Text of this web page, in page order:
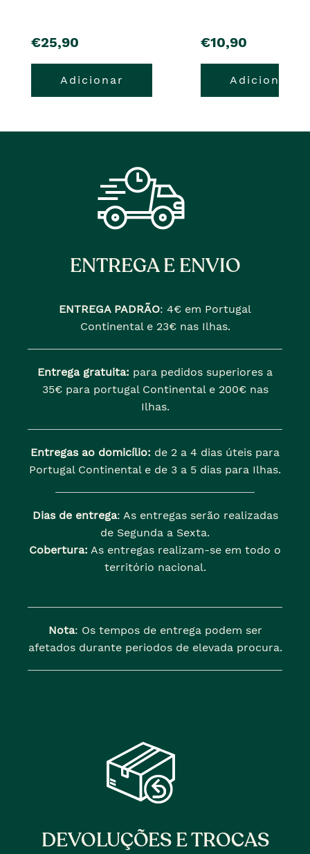
pre�o
€25,90
Adicionar
pre�o
€10,90
Adicionar
ENTREGA E ENVIO
ENTREGA PADRÃO: 4€ em Portugal
Continental e 23€ nas Ilhas.
Entrega gratuita: para pedidos superiores a
35€ para portugal Continental e 200€ nas
Ilhas.
Entregas ao domicílio: de 2 a 4 dias úteis para
Portugal Continental e de 3 a 5 dias para Ilhas.
Dias de entrega: As entregas serão realizadas
de Segunda a Sexta.
Cobertura: As entregas realizam-se em todo o
território nacional.
Nota: Os tempos de entrega podem ser
afetados durante periodos de elevada procura.
DEVOLUÇÕES E TROCAS